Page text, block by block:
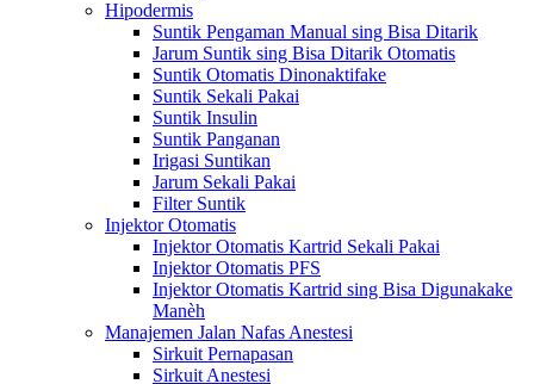
Hipodermis
Suntik Pengaman Manual sing Bisa Ditarik
Jarum Suntik sing Bisa Ditarik Otomatis
Suntik Otomatis Dinonaktifake
Suntik Sekali Pakai
Suntik Insulin
Suntik Panganan
Irigasi Suntikan
Jarum Sekali Pakai
Filter Suntik
Injektor Otomatis
Injektor Otomatis Kartrid Sekali Pakai
Injektor Otomatis PFS
Injektor Otomatis Kartrid sing Bisa Digunakake
Manèh
Manajemen Jalan Nafas Anestesi
Sirkuit Pernapasan
Sirkuit Anestesi